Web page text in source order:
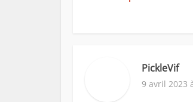
PickleVif
9 avril 2023